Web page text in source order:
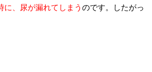
に、尿が漏れてしまう のです。したがっ